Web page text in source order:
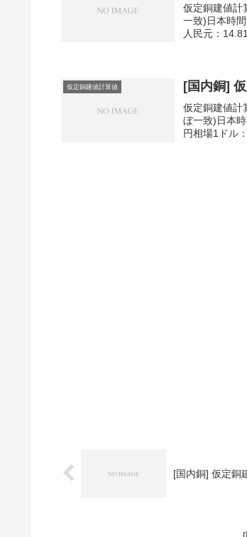
仮定銅建値計
一致)日本時
人民元：
仮定銅建値計算値 [国内銅]
仮定銅建値計
ぼ一致)日本
円相場1ドル
[国内銅] 仮定銅